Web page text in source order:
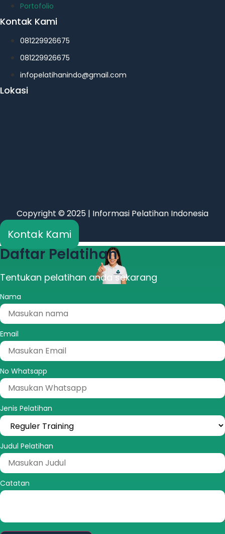
Portofolio
Kontak Kami
081229926675
081229926675
infopelatihanindo@gmail.com
Lokasi
Copyright © 2025 | Informasi Pelatihan Indonesia
Kontak Kami
Daftar Pelatihan
Tentukan pelatihan anda sekarang
Nama
Email
No Whatsapp
Jenis Pelatihan
Judul Pelatihan
Catatan